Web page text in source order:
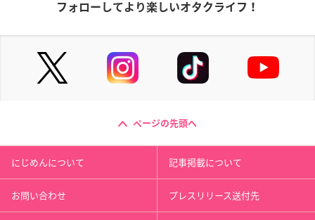
フォローしてより楽しいオタクライフ！
ページの先頭へ
にじめんについて 記事掲載について
お問い合わせ プレスリリース送付先